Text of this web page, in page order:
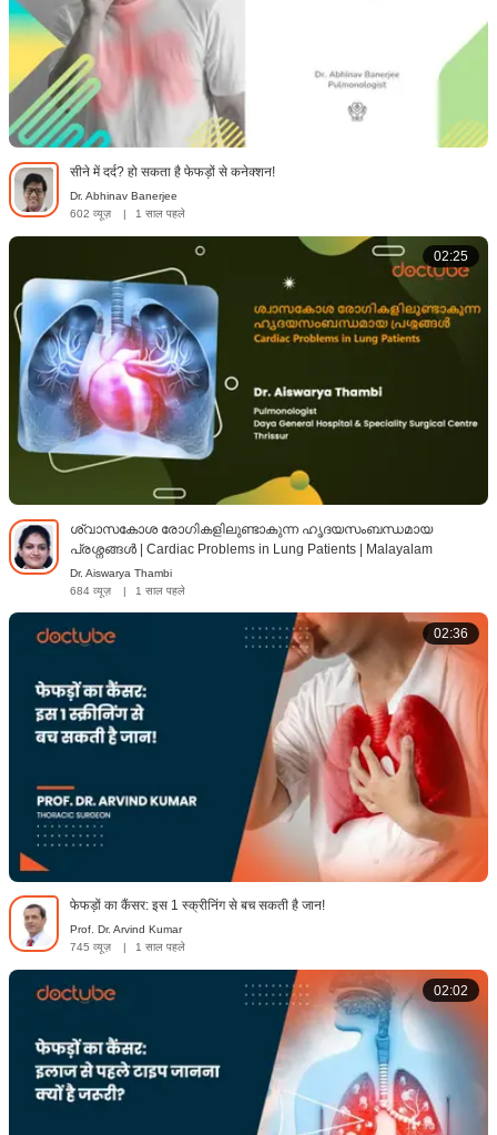
सीने में दर्द? हो सकता है फेफड़ों से कनेक्शन!
Dr. Abhinav Banerjee
602 व्यूज़
| 1 साल पहले
02:25
ശ്വാസകോശ രോഗികളിലുണ്ടാകുന്ന ഹൃദയസംബന്ധമായ
പ്രശ്നങ്ങൾ | Cardiac Problems in Lung Patients | Malayalam
Dr. Aiswarya Thambi
684 व्यूज़
| 1 साल पहले
02:36
फेफड़ों का कैंसर: इस 1 स्क्रीनिंग से बच सकती है जान!
Prof. Dr. Arvind Kumar
745 व्यूज़
1 साल पहले
02:02